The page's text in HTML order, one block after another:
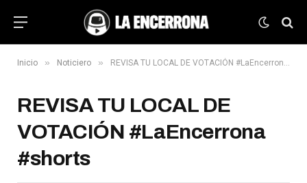
Inicio » Noticiero » REVISA TU LOCAL DE VOTACIÓN #LaEncerrona #shorts
REVISA TU LOCAL DE
VOTACIÓN #LaEncerrona
#shorts